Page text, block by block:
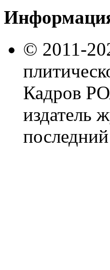
© 2011-
Кадров
издатель